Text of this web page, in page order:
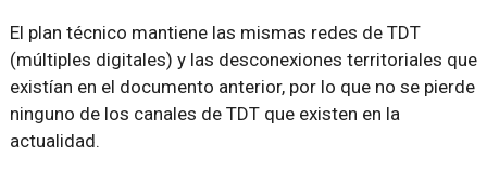
El plan técnico mantiene las mismas redes de TDT
(múltiples digitales) y las desconexiones territoriales que
existían en el documento anterior, por lo que no se pierde
ninguno de los canales de TDT que existen en la
actualidad.